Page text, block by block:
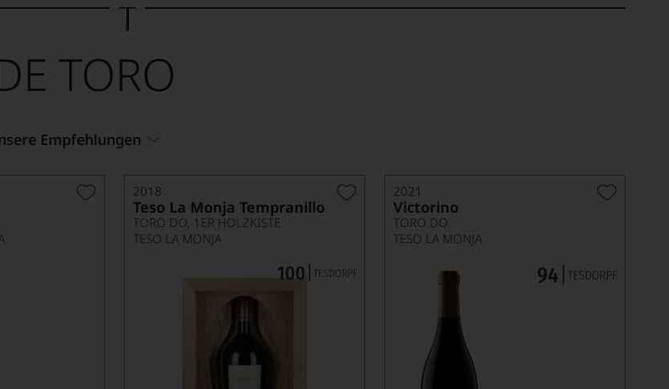
TORO
Empfehlungen
2018
Teso La Monja Tempranillo
TORO DO, 1ER HOLZKISTE
TESO LA MONJA
2021
Victorino
TORO DO
TESO LA MONJA